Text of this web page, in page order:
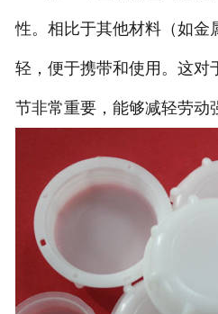
性。相比于其他材料（如金
轻，便于携带和使用。这对
节非常重要，能够减轻劳动